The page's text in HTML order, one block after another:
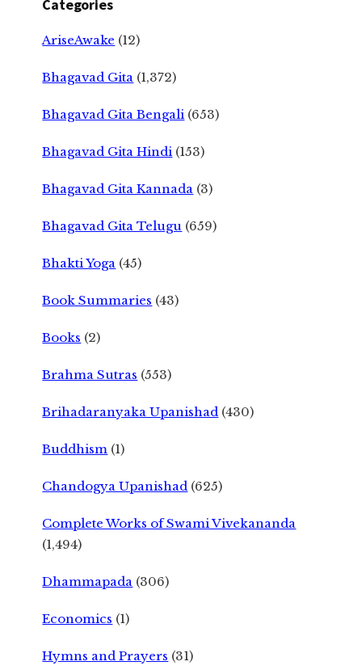
Categories
AriseAwake (12)
Bhagavad Gita (1,372)
Bhagavad Gita Bengali (653)
Bhagavad Gita Hindi (153)
Bhagavad Gita Kannada (3)
Bhagavad Gita Telugu (659)
Bhakti Yoga (45)
Book Summaries (43)
Books (2)
Brahma Sutras (553)
Brihadaranyaka Upanishad (430)
Buddhism (1)
Chandogya Upanishad (625)
Complete Works of Swami Vivekananda
(1,494)
Dhammapada (306)
Economics (1)
Hymns and Prayers (31)